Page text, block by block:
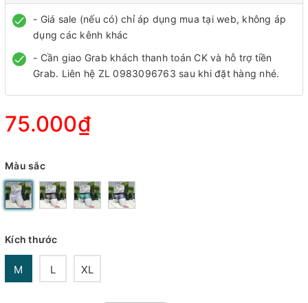
- Giá sale (nếu có) chỉ áp dụng mua tại web, không áp
dụng các kênh khác
- Cần giao Grab khách thanh toán CK và hỗ trợ tiền
Grab. Liên hệ ZL 0983096763 sau khi đặt hàng nhé.
75.000₫
Màu sắc
Kích thước
M L XL